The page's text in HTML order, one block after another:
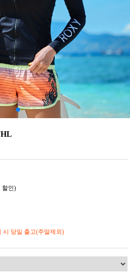
할인)
시 당일 출고(주말제외)